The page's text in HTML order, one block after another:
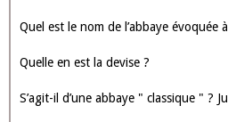
Justifiez le nom de Gargantua
Quelles sont les deux couleurs